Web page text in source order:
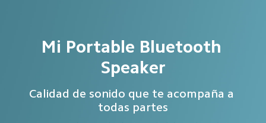
Mi Portable Bluetooth
Speaker
Calidad de sonido que te acompaña a
todas partes